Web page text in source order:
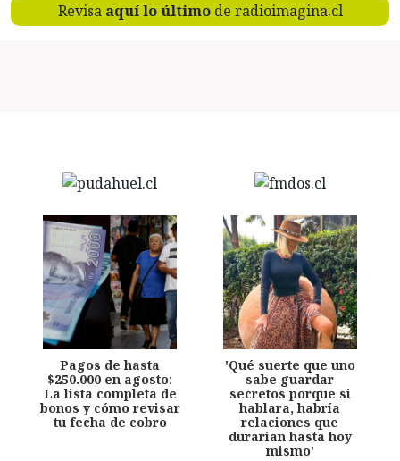
Revisa aquí lo últimode radioimagina.cl
Pagos de hasta
$250.000 en agosto:
La lista completa de
bonos y cómo revisar
tu fecha de cobro
'Qué suerte que uno
sabe guardar
secretos porque si
hablara, habría
relaciones que
durarían hasta hoy
mismo'